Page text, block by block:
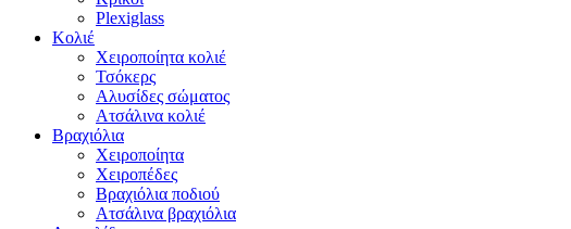
Plexiglass
Κολιέ
Χειροποίητα κολιέ
Τσόκερς
Αλυσίδες σώματος
Ατσάλινα κολιέ
Βραχιόλια
Χειροποίητα
Χειροπέδες
Βραχιόλια ποδιού
Ατσάλινα βραχιόλια